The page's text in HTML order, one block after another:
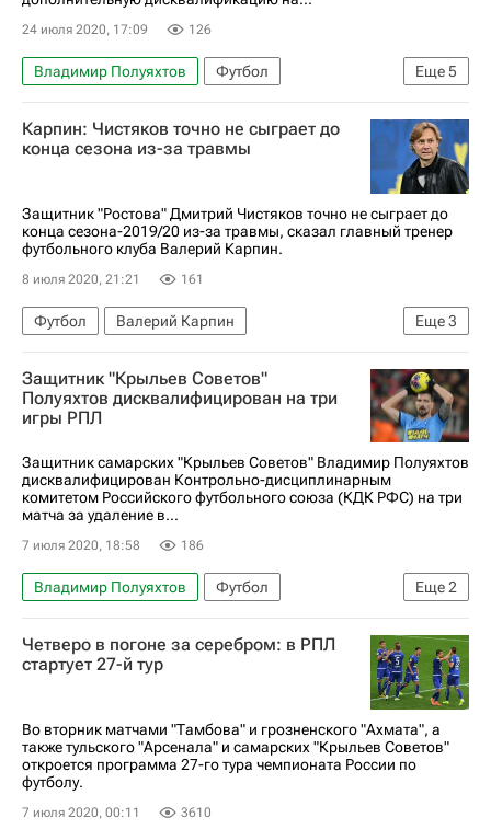
24 июля 2020, 17:09 126
Еще5
Владимир Полуяхтов
Футбол
Российский футбольный союз (РФС)
КДК РФС
Артур Григорьянц
РПЛ 2026-2027 (Чемпионат России по футболу)
Крылья Советов
Карпин: Чистяков точно не сыграет до
конца сезона из-за травмы
Защитник "Ростова" Дмитрий Чистяков точно не сыграет до
конца сезона-2019/20 из-за травмы, сказал главный тренер
футбольного клуба Валерий Карпин.
8 июля 2020, 21:21 161
Еще3
Футбол
Валерий Карпин
РПЛ 2026-2027 (Чемпионат России по футболу)
Ростов
Дмитрий Чистяков
Защитник "Крыльев Советов"
Полуяхтов дисквалифицирован на три
игры РПЛ
Защитник самарских "Крыльев Советов" Владимир Полуяхтов
дисквалифицирован Контрольно-дисциплинарным
комитетом Российского футбольного союза (КДК РФС) на три
матча за удаление в...
7 июля 2020, 18:58 186
Еще2
Владимир Полуяхтов
Футбол
РПЛ 2026-2027 (Чемпионат России по футболу)
Крылья Советов
Четверо в погоне за серебром: в РПЛ
стартует 27-й тур
Во вторник матчами "Тамбова" и грозненского "Ахмата", а
также тульского "Арсенала" и самарских "Крыльев Советов"
откроется программа 27-го тура чемпионата России по
футболу.
7 июля 2020, 00:11 3610